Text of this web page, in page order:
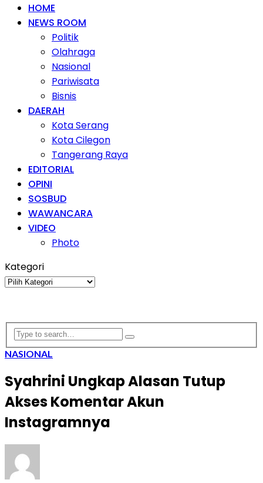
HOME
NEWS ROOM
Politik
Olahraga
Nasional
Pariwisata
Bisnis
DAERAH
Kota Serang
Kota Cilegon
Tangerang Raya
EDITORIAL
OPINI
SOSBUD
WAWANCARA
VIDEO
Photo
Kategori
Kategori
NASIONAL
Syahrini Ungkap Alasan Tutup
Akses Komentar Akun
Instagramnya